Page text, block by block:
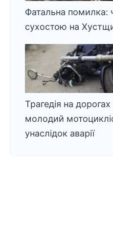
Фатальна помилка:
сухостою на
Трагедія на
молодий
унаслідок аварії